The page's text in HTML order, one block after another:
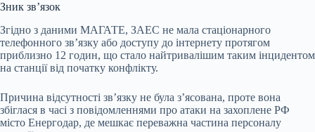
Зник зв’язок
Згідно з даними МАГАТЕ, ЗАЕС не мала стаціонарного
телефонного зв’язку або доступу до інтернету протягом
приблизно 12 годин, що стало найтривалішим таким інцидентом
на станції від початку конфлікту.
Причина відсутності зв’язку не була з’ясована, проте вона
збіглася в часі з повідомленнями про атаки на захоплене РФ
місто Енергодар, де мешкає переважна частина персоналу